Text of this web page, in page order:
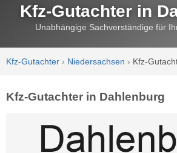
Kfz-Gutachter in
Unabhängige Sachverständige für
Kfz-Gutachter › Niedersachsen › Kfz-
Kfz-Gutachter in Dahlenburg